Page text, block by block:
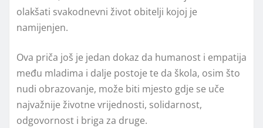
olakšati svakodnevni život obitelji kojoj je
namijenjen.
Ova priča još je jedan dokaz da humanost i empatija
među mladima i dalje postoje te da škola, osim što
nudi obrazovanje, može biti mjesto gdje se uče
najvažnije životne vrijednosti, solidarnost,
odgovornost i briga za druge.